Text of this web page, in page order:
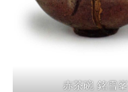
赤茶碗 銘雪峯